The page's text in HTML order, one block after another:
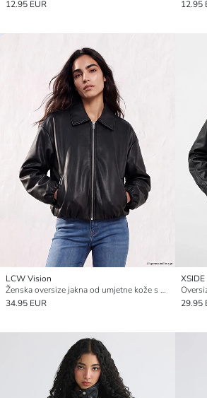
12.95 EUR 12.95
LCW Vision
Ženska oversize jakna od umjetne kože s kragnom košulje
34.95 EUR
XSIDE
29.95